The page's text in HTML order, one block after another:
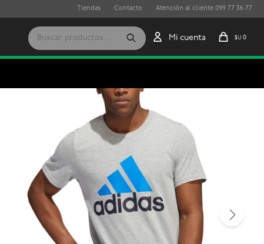
$U 0
Tiendas Contacto Atención al cliente 099 77 36 77